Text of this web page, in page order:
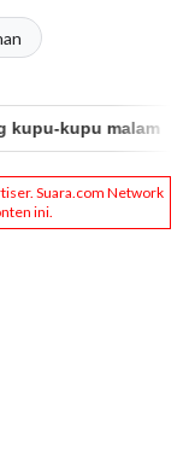
kupu malam